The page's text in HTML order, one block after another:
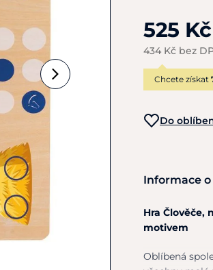
525 Kč
434 Kč bez
Chcete získat
Do
Informace
Hra Člověče,
motivem
Oblíbená